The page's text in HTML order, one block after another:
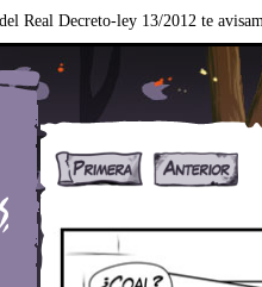
Real Decreto-ley 13/2012 te